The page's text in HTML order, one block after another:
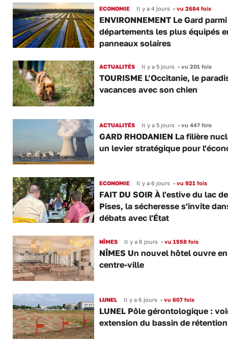
ECONOMIE Il y a 4 jours •vu 2684 fois
ENVIRONNEMENT Le Gard
départements les plus équipés
panneaux solaires
ACTUALITÉS Il y a 5 jours •vu 201 fois
TOURISME L’Occitanie, le
vacances avec son chien
ACTUALITÉS Il y a 5 jours •vu 447 fois
GARD RHODANIEN La filière
un levier stratégique pour
ECONOMIE Il y a 6 jours •vu 921 fois
FAIT DU SOIR À l'estive du lac
Pises, la sécheresse s'invite
débats avec l'État
NÎMES Il y a 6 jours •vu 1558 fois
NÎMES Un nouvel hôtel ouvre en
centre-ville
LUNEL Il y a 6 jours •vu 607 fois
LUNEL Pôle gérontologique :
extension du bassin de rétention